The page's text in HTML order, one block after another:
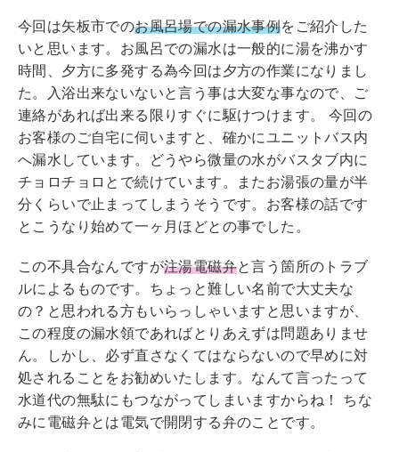
今回は矢板市でのお風呂場での漏水事例をご紹介した
いと思います。お風呂での漏水は一般的に湯を沸かす
時間、夕方に多発する為今回は夕方の作業になりまし
た。入浴出来ないないと言う事は大変な事なので、ご
連絡があれば出来る限りすぐに駆けつけます。 今回の
お客様のご自宅に伺いますと、確かにユニットバス内
へ漏水しています。どうやら微量の水がバスタブ内に
チョロチョロとで続けています。またお湯張の量が半
分くらいで止まってしまうそうです。お客様の話です
とこうなり始めて一ヶ月ほどとの事でした。
この不具合なんですが注湯電磁弁と言う箇所のトラブ
ルによるものです。ちょっと難しい名前で大丈夫な
の？と思われる方もいらっしゃいますと思いますが、
この程度の漏水領であればとりあえずは問題ありませ
ん。しかし、必ず直さなくてはならないので早めに対
処されることをお勧めいたします。なんて言ったって
水道代の無駄にもつながってしまいますからね！ ちな
みに電磁弁とは電気で開閉する弁のことです。